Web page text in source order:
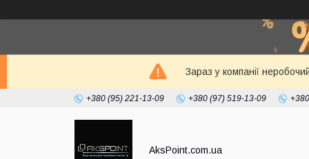
Зараз у компанії
+380 (95) 221-13-09 +380 (97) 519-13-09
AksPoint.com.ua